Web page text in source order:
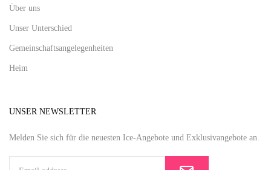
Über uns
Unser Unterschied
Gemeinschaftsangelegenheiten
Heim
UNSER NEWSLETTER
Melden Sie sich für die neuesten Ice-Angebote und Exklusivangebote an.